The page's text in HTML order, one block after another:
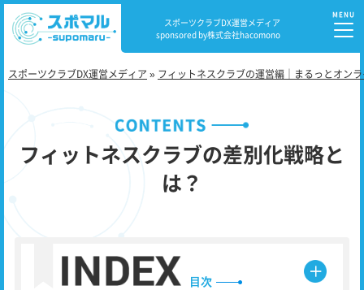
スポーツクラブDX運営メディア
sponsored by株式会社hacomono
スポーツクラブDX運営メディア » フィットネスクラブの運営編｜まるっとオン
フィットネスクラブの差別化戦略と
は？
⽬次